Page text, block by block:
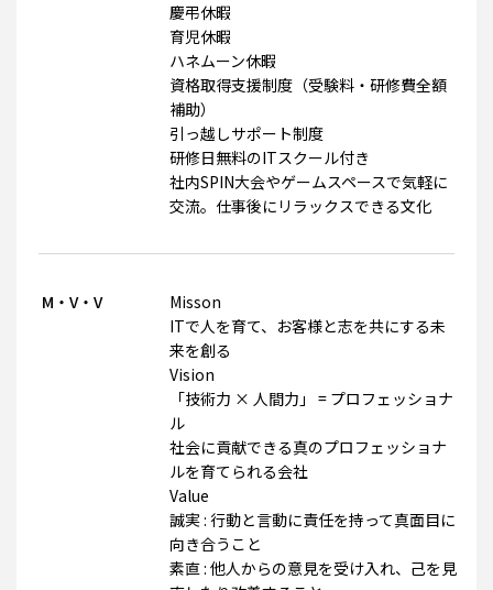
慶弔休暇
育児休暇
ハネムーン休暇
資格取得支援制度（受験料・研修費全額
補助）
引っ越しサポート制度
研修日無料のITスクール付き
社内SPIN大会やゲームスペースで気軽に
交流。仕事後にリラックスできる文化
M・V・V
Misson
ITで人を育て、お客様と志を共にする未
来を創る
Vision
「技術力 × 人間力」 = プロフェッショナ
ル
社会に貢献できる真のプロフェッショナ
ルを育てられる会社
Value
誠実 : 行動と言動に責任を持って真面目に
向き合うこと
素直 : 他人からの意見を受け入れ、己を見